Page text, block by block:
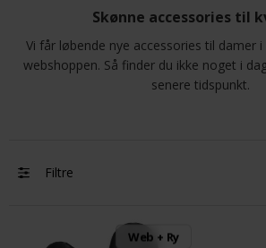
Skønne accessories til
Vi får løbende nye accessories til damer
webshoppen. Så finder du ikke noget i
senere tidspunkt.
Filtre
Web + Ry